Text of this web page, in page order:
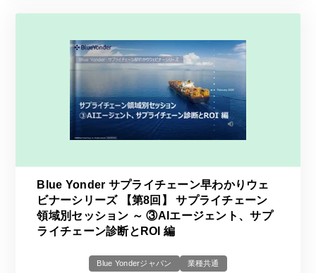
Blue Yonder サプライチェーン早わかりウェ
ビナーシリーズ 【第8回】 サプライチェーン
領域別セッション ～ ③AIエージェント、サプ
ライチェーン診断とROI 編
Blue Yonderジャパン 業種共通